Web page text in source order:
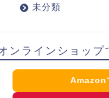
未分類
ンラインショップ
Amazon